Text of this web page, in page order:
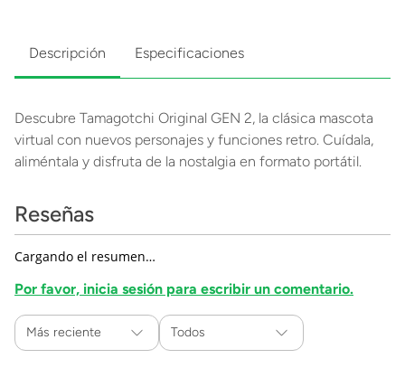
Descripción Especificaciones
Descubre Tamagotchi Original GEN 2, la clásica mascota
virtual con nuevos personajes y funciones retro. Cuídala,
aliméntala y disfruta de la nostalgia en formato portátil.
Reseñas
Cargando el resumen…
Por favor, inicia sesión para escribir un comentario.
Más reciente Todos